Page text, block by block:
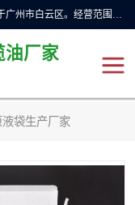
广州维圣橄榄油有限公司成立于2013年，注册地位于广州市白云区。经营范围包括饲料原料销售;畜牧渔业饲料销售;化妆品批发;贸易经纪;食品进出口等，主要产品有：橄榄果渣油，橄榄油，纯橄榄油等。
油厂家
液袋生产厂家